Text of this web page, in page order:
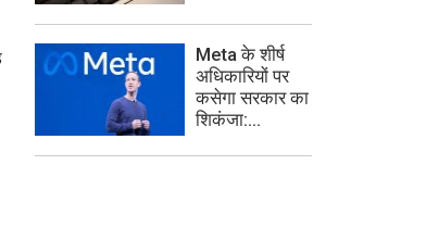
Meta के शीर्ष
अधिकारियों पर
कसेगा सरकार का
शिकंजा:...